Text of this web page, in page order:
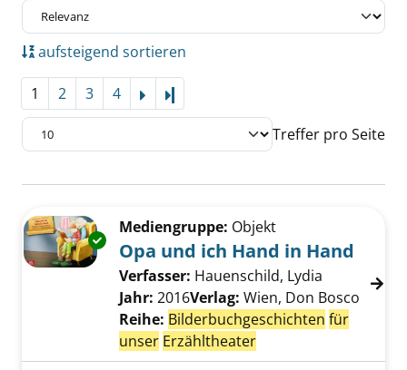
aufsteigend sortieren
1 2 3 4
Treffer pro Seite
Zu den Suchfiltern springen
Exemplar-Details von Opa und ich Hand in
Mediengruppe: Objekt
Opa und ich Hand in Hand
Verfasser: Hauenschild, Lydia Suche
Jahr: 2016Verlag: Wien, Don Bosco
Reihe: Bilderbuchgeschichten für
unser Erzähltheater